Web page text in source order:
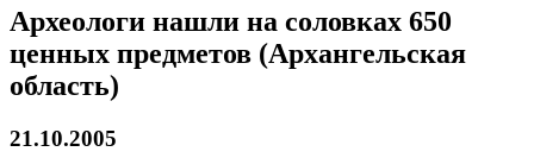
Археологи нашли на соловках 650
ценных предметов (Архангельская
область)
21.10.2005